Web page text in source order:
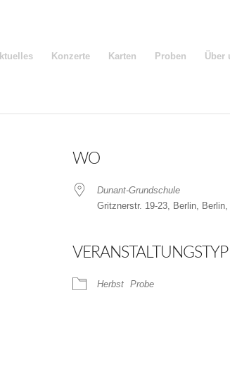
Konzerte Karten Proben Über
iCalendar
WO
Dunant-Grundschule
Gritznerstr. 19-23, Berlin, Berlin,
VERANSTALTUNGSTYP
Herbst Probe